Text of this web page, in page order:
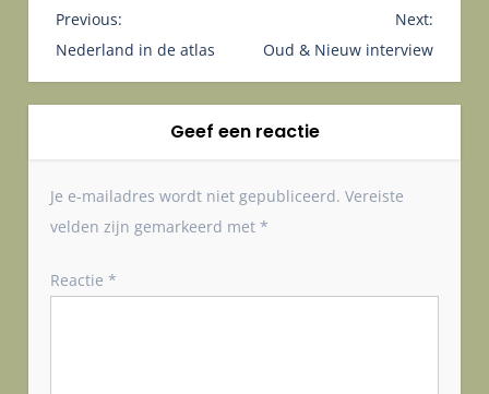
B
e
r
i
t
n
v
Previous:
Nederland in de atlas
Next:
Oud & Nieuw interview
Geef een reactie
Je e-mailadres wordt niet gepubliceerd. Vereiste
velden zijn gemarkeerd met*
Reactie*